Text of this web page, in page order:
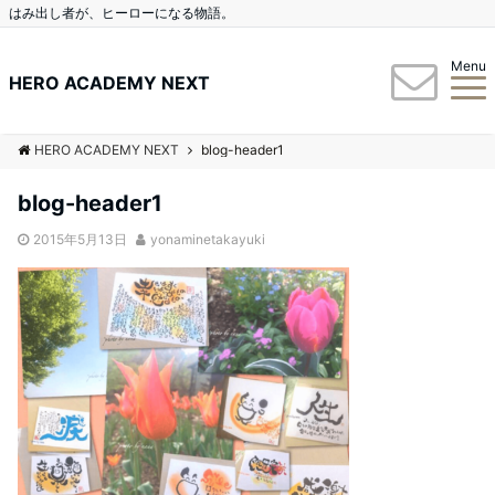
はみ出し者が、ヒーローになる物語。
HERO ACADEMY NEXT
Menu
HERO ACADEMY NEXT blog-header1
blog-header1
2015年5月13日 yonaminetakayuki